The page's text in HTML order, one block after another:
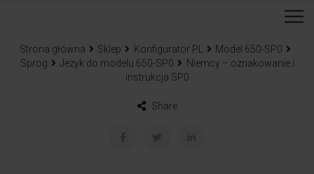
Strona główna Sklep Konfigurator PL
Model 650-SP0
Sprog
Jezyk do modelu 650-SP0
Niemcy – oznakowanie i
instrukcja SP0
Share